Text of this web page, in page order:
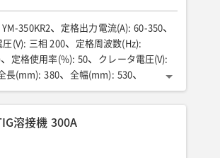
YM-350KR2 定格出力電流(A): 60-350
圧(V): 三相 200 定格周波数(Hz):
定格使用率(%): 50 クレータ電圧(V):
長(mm): 380 全幅(mm): 530
ション品:
長ケーブル20m
溶接機 300A